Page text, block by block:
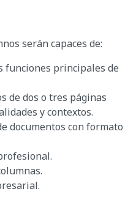
serán capaces de:
funciones principales de
de dos o tres páginas
y contextos.
documentos con formato